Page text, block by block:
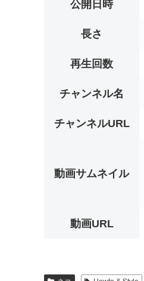
公開日時
長さ
再生回数
チャンネル名
チャンネルURL
動画サムネイル
動画URL